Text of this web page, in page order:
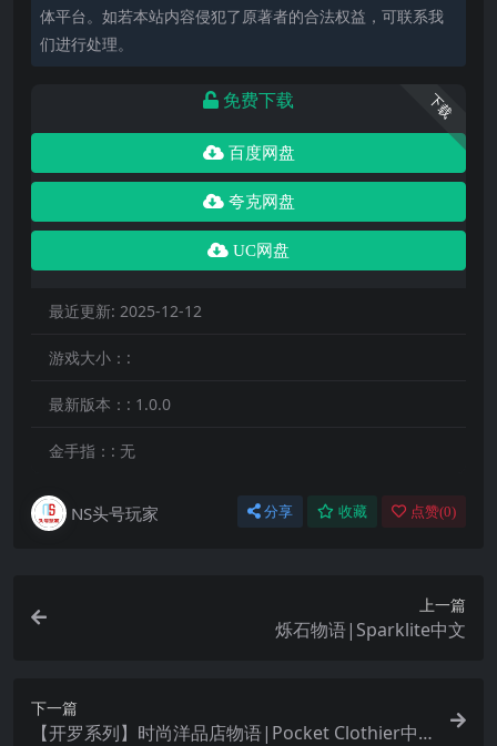
体平台。如若本站内容侵犯了原著者的合法权益，可联系我
们进行处理。
下载
免费下载
百度网盘
夸克网盘
UC网盘
最近更新: 2025-12-12
游戏大小：:
最新版本：: 1.0.0
金手指：: 无
NS头号玩家 分享 收藏 点赞(0)
上一篇
烁石物语|Sparklite中文
下一篇
【开罗系列】时尚洋品店物语|Pocket Clothier中